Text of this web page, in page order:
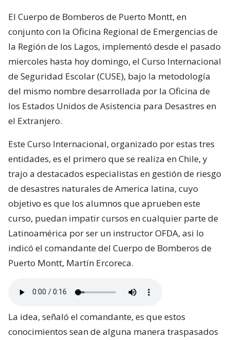
El Cuerpo de Bomberos de Puerto Montt, en
conjunto con la Oficina Regional de Emergencias de
la Región de los Lagos, implementó desde el pasado
miercoles hasta hoy domingo, el Curso Internacional
de Seguridad Escolar (CUSE), bajo la metodología
del mismo nombre desarrollada por la Oficina de
los Estados Unidos de Asistencia para Desastres en
el Extranjero.
Este Curso Internacional, organizado por estas tres
entidades, es el primero que se realiza en Chile, y
trajo a destacados especialistas en gestión de riesgo
de desastres naturales de America latina, cuyo
objetivo es que los alumnos que aprueben este
curso, puedan impatir cursos en cualquier parte de
Latinoamérica por ser un instructor OFDA, asi lo
indicó el comandante del Cuerpo de Bomberos de
Puerto Montt, Martín Ercoreca.
La idea, señaló el comandante, es que estos
conocimientos sean de alguna manera traspasados